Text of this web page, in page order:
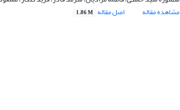
مشاهده مقاله
اصل مقاله 1.86 M